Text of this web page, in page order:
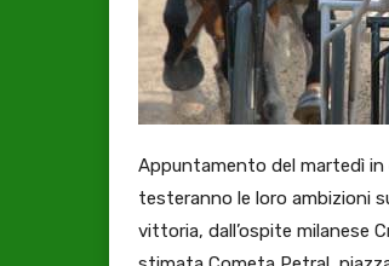
Appuntamento del martedì in
testeranno le loro ambizioni
vittoria, dall’ospite milanese